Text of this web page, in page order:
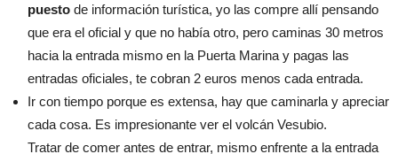
puesto de información turística, yo las compre allí pensando
que era el oficial y que no había otro, pero caminas 30 metros
hacia la entrada mismo en la Puerta Marina y pagas las
entradas oficiales, te cobran 2 euros menos cada entrada.
Ir con tiempo porque es extensa, hay que caminarla y apreciar
cada cosa. Es impresionante ver el volcán Vesubio.
Tratar de comer antes de entrar, mismo enfrente a la entrada